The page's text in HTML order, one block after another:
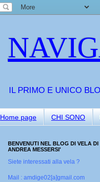
IL PRIMO E UNICO
Home page CHI SONO
BENVENUTI NEL BLOG DI VELA DI
ANDREA MESSERSI'
Siete interessati alla vela ?
Mail : amdige02[a]gmail.com